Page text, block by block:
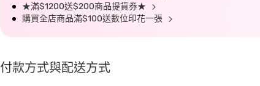
★滿$1200送$200商品提貨券★
購買全店商品滿$100送數位印花一張
付款方式與配送方式